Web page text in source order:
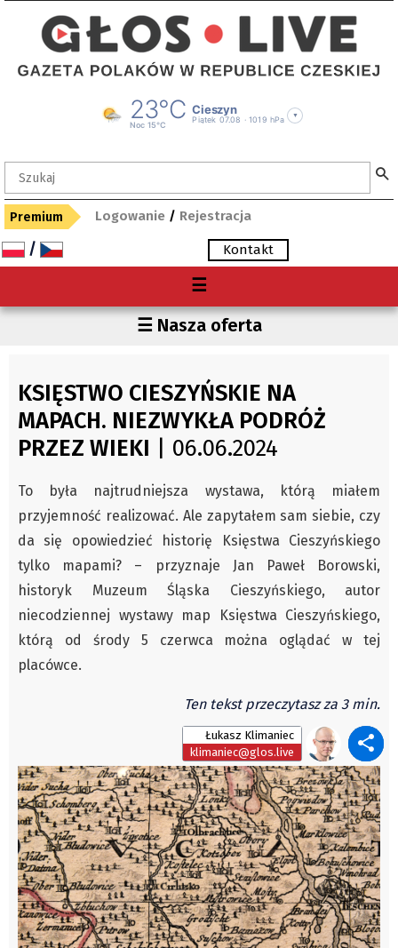
Premium Logowanie / Rejestracja
/ Kontakt
☰
O nas
Archiwum
Autorzy
Wydawca
Kontakt
Redaktorzy
Napisz artykuł
Zamów prenumeratę
Reklama
RODO (GDPR)
Všeobecné obchodní podmínky
Region
Czechy
Polska
Świat
Kongres Polaków
Sejmiki Gminne 2024
PZKO
☰ Nasza oferta
Nasze biblioteki
KSIĘSTWO CIESZYŃSKIE NA
MAPACH. NIEZWYKŁA PODRÓŻ
PRZEZ WIEKI | 06.06.2024
To była najtrudniejsza wystawa, którą miałem
przyjemność realizować. Ale zapytałem sam siebie, czy
da się opowiedzieć historię Księstwa Cieszyńskiego
tylko mapami? – przyznaje Jan Paweł Borowski,
historyk Muzeum Śląska Cieszyńskiego, autor
niecodziennej wystawy map Księstwa Cieszyńskiego,
którą od środy 5 czerwca można oglądać w tej
placówce.
Ten tekst przeczytasz za 3 min.
Łukasz Klimaniec
klimaniec@glos.live